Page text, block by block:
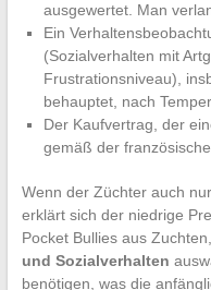
ausgewertet. Man
Ein
(Sozialverhalten mit
Frustrationsniveau),
behauptet, nach
Der Kaufvertrag, der
gemäß der
Wenn der Züchter auch
erklärt sich der niedrige
Pocket Bullies aus
und Sozialverhalten
benötigen, was die